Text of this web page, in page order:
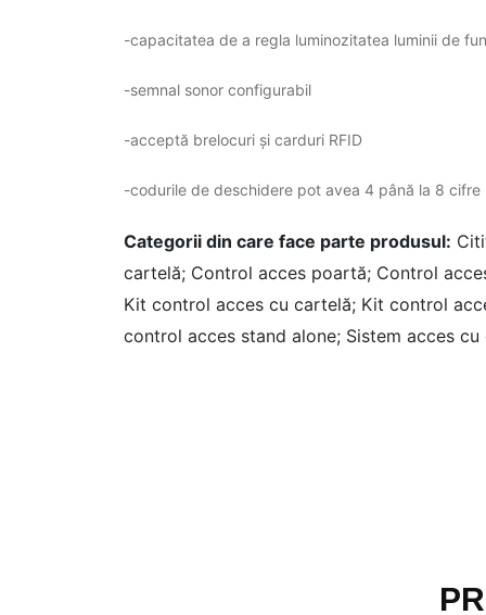
-capacitatea de a regla luminozitatea luminii de
-semnal sonor configurabil
-acceptă brelocuri și carduri RFID
-codurile de deschidere pot avea 4 până la 8 cifre
Categorii din care face parte produsul:
cartelă; Control acces poartă; Control
Kit control acces cu cartelă; Kit control
control acces stand alone; Sistem acces cu